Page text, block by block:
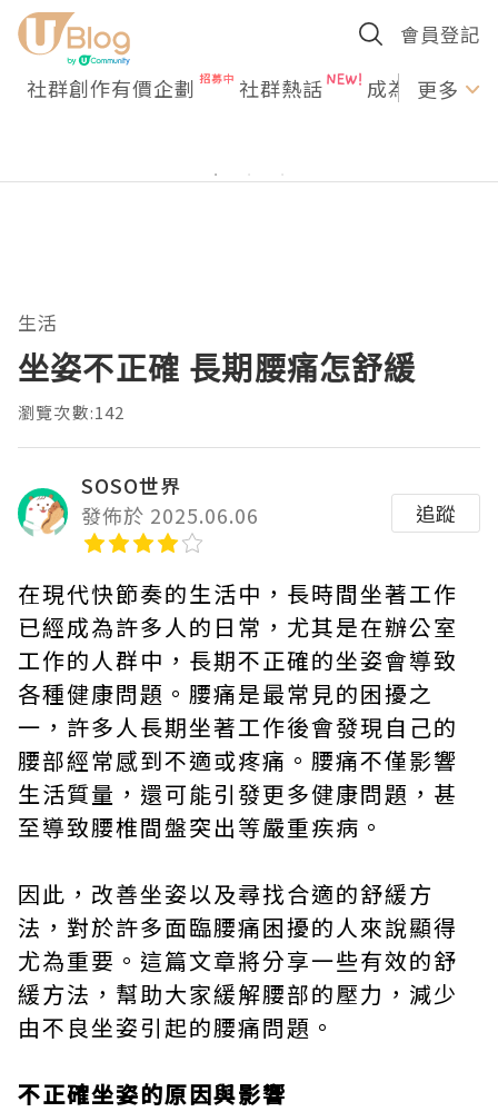
會員登記
社群創作有價企劃 社群熱話 成為U更多
生活
坐姿不正確 長期腰痛怎舒緩
瀏覽次數:142
SOSO世界
發佈於 2025.06.06
追蹤
在現代快節奏的生活中，長時間坐著工作
已經成為許多人的日常，尤其是在辦公室
工作的人群中，長期不正確的坐姿會導致
各種健康問題。腰痛是最常見的困擾之
一，許多人長期坐著工作後會發現自己的
腰部經常感到不適或疼痛。腰痛不僅影響
生活質量，還可能引發更多健康問題，甚
至導致腰椎間盤突出等嚴重疾病。
因此，改善坐姿以及尋找合適的舒緩方
法，對於許多面臨腰痛困擾的人來說顯得
尤為重要。這篇文章將分享一些有效的舒
緩方法，幫助大家緩解腰部的壓力，減少
由不良坐姿引起的腰痛問題。
不正確坐姿的原因與影響